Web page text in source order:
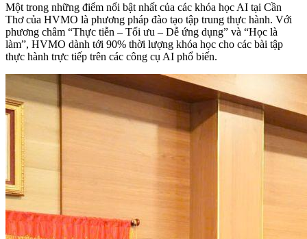
Một trong những điểm nổi bật nhất của các khóa học AI tại Cần
Thơ của HVMO là phương pháp đào tạo tập trung thực hành. Với
phương châm “Thực tiễn – Tối ưu – Dễ ứng dụng” và “Học là
làm”, HVMO dành tới 90% thời lượng khóa học cho các bài tập
thực hành trực tiếp trên các công cụ AI phổ biến.